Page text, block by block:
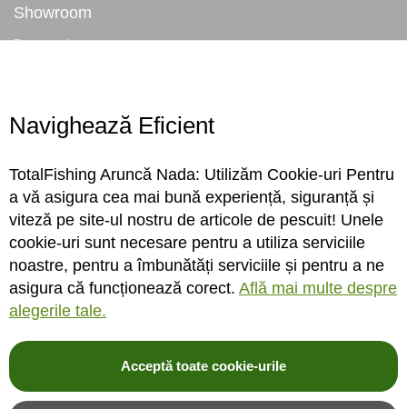
Showroom
Despre noi
Conecteaza-te
Sa ne cunoastem mai bine. Vino alaturi de noi pe reteaua ta preferata. Te
asteptam cu stiri, surprize, concursuri, premii ...
© 2004-2026 TotalFishing SRL. Toate drepturile rezervate. Citititermeni si
Navighează Eficient
TotalFishing Aruncă Nada: Utilizăm Cookie-uri Pentru
a vă asigura cea mai bună experiență, siguranță și
viteză pe site-ul nostru de articole de pescuit! Unele
cookie-uri sunt necesare pentru a utiliza serviciile
noastre, pentru a îmbunătăți serviciile și pentru a ne
asigura că funcționează corect. Află mai multe despre
alegerile tale.
Acceptă toate cookie-urile